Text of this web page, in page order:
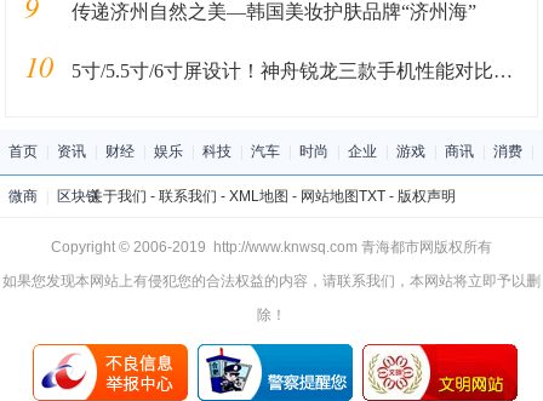
传递济州自然之美—韩国美妆护肤品牌“济州海”
10 5寸/5.5寸/6寸屏设计！神舟锐龙三款手机性能对比解析
首页 资讯 财经 娱乐 科技 汽车 时尚 企业 游戏 商讯 消费
微商 区块链关于我们 - 联系我们 - XML地图 - 网站地图TXT- 版权声明
Copyright © 2006-2019 http://www.knwsq.com 青海都市网版权所有
如果您发现本网站上有侵犯您的合法权益的内容，请联系我们，本网站将立即予以删
除！